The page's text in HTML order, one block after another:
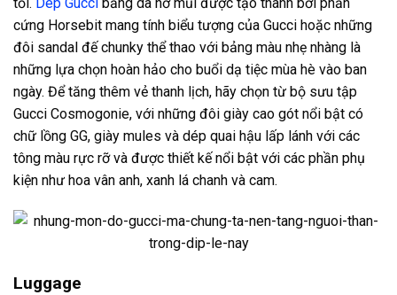
tối. Dép Gucci bằng da hở mũi được tạo thành bởi phần
cứng Horsebit mang tính biểu tượng của Gucci hoặc những
đôi sandal đế chunky thể thao với bảng màu nhẹ nhàng là
những lựa chọn hoàn hảo cho buổi dạ tiệc mùa hè vào ban
ngày. Để tăng thêm vẻ thanh lịch, hãy chọn từ bộ sưu tập
Gucci Cosmogonie, với những đôi giày cao gót nổi bật có
chữ lồng GG, giày mules và dép quai hậu lấp lánh với các
tông màu rực rỡ và được thiết kế nổi bật với các phần phụ
kiện như hoa vân anh, xanh lá chanh và cam.
Luggage